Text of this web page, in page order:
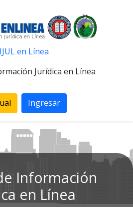
en Línea
Jurídica en Línea
Ingresar
Información
en Línea